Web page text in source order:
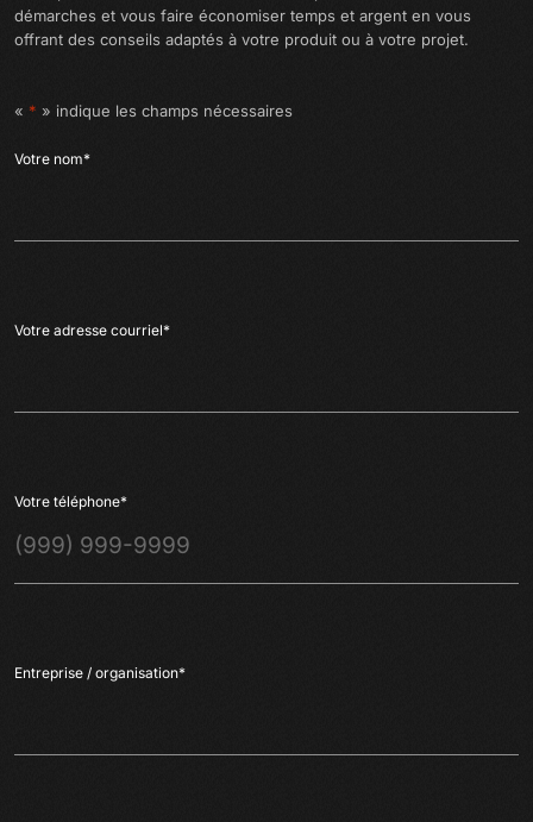
démarches et vous faire économiser temps et argent en vous
offrant des conseils adaptés à votre produit ou à votre projet.
« * » indique les champs nécessaires
Votre nom*
Votre adresse courriel*
Votre téléphone*
Entreprise / organisation*